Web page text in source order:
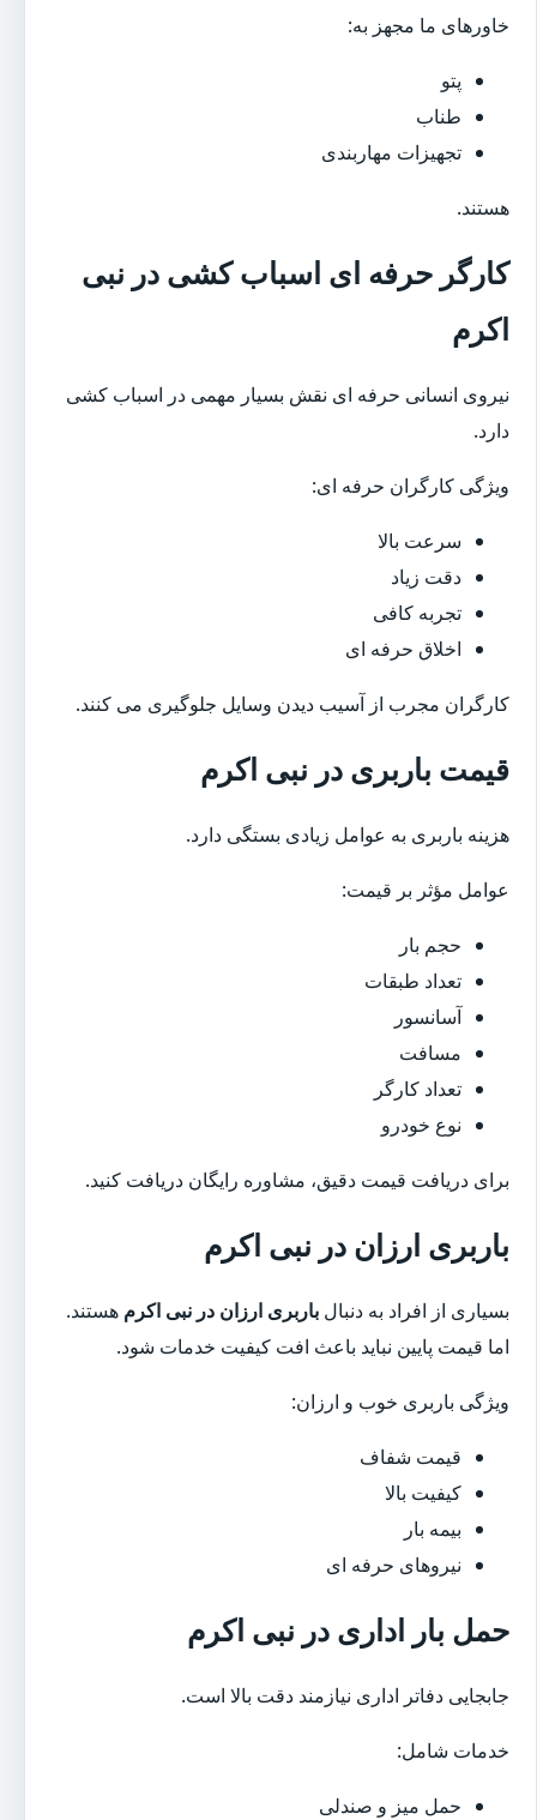
خاورهای ما مجهز به:
پتو
طناب
تجهیزات مهاربندی
هستند.
کارگر حرفه ای اسباب کشی در نبی
اکرم
نیروی انسانی حرفه ای نقش بسیار مهمی در اسباب کشی
دارد.
ویژگی کارگران حرفه ای:
سرعت بالا
دقت زیاد
تجربه کافی
اخلاق حرفه ای
کارگران مجرب از آسیب دیدن وسایل جلوگیری می کنند.
قیمت باربری در نبی اکرم
هزینه باربری به عوامل زیادی بستگی دارد.
عوامل مؤثر بر قیمت:
حجم بار
تعداد طبقات
آسانسور
مسافت
تعداد کارگر
نوع خودرو
برای دریافت قیمت دقیق، مشاوره رایگان دریافت کنید.
باربری ارزان در نبی اکرم
بسیاری از افراد به دنبال باربری ارزان در نبی اکرم هستند.
اما قیمت پایین نباید باعث افت کیفیت خدمات شود.
ویژگی باربری خوب و ارزان:
قیمت شفاف
کیفیت بالا
بیمه بار
نیروهای حرفه ای
حمل بار اداری در نبی اکرم
جابجایی دفاتر اداری نیازمند دقت بالا است.
خدمات شامل:
حمل میز و صندلی